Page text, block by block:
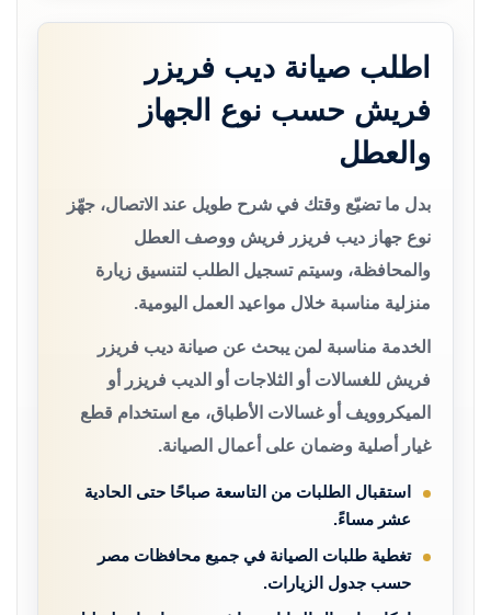
اطلب صيانة ديب فريزر
فريش حسب نوع الجهاز
والعطل
بدل ما تضيّع وقتك في شرح طويل عند الاتصال، جهّز
نوع جهاز ديب فريزر فريش ووصف العطل
والمحافظة، وسيتم تسجيل الطلب لتنسيق زيارة
منزلية مناسبة خلال مواعيد العمل اليومية.
الخدمة مناسبة لمن يبحث عن صيانة ديب فريزر
فريش للغسالات أو الثلاجات أو الديب فريزر أو
الميكروويف أو غسالات الأطباق، مع استخدام قطع
غيار أصلية وضمان على أعمال الصيانة.
استقبال الطلبات من التاسعة صباحًا حتى الحادية
عشر مساءً.
تغطية طلبات الصيانة في جميع محافظات مصر
حسب جدول الزيارات.